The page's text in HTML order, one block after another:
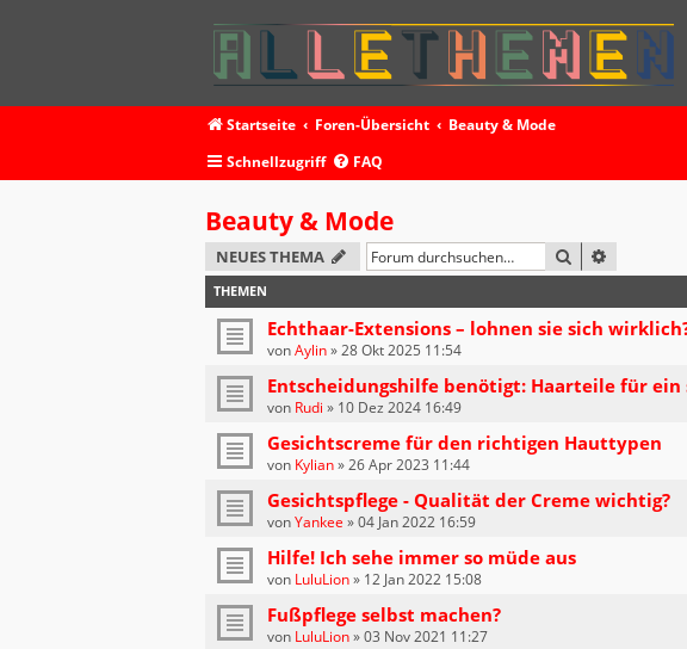
Startseite Foren-Übersicht
Beauty & Mode
Schnellzugriff
FAQ
Beauty & Mode
NEUES THEMA SUCHE
THEMEN
Echthaar-Extensions – lohnen sie sich
vonAylin»28 Okt 2025 11:54
Entscheidungshilfe benötigt: Haarteile für ein
von Rudi » 10 Dez 2024 16:49
Gesichtscreme für den richtigen Hauttypen
von Kylian»26 Apr 2023 11:44
Gesichtspflege - Qualität der Creme wichtig?
vonYankee »04 Jan 2022 16:59
Hilfe! Ich sehe immer so müde aus
von LuluLion» 12 Jan 2022 15:08
Fußpflege selbst machen?
von LuluLion»03 Nov 2021 11:27